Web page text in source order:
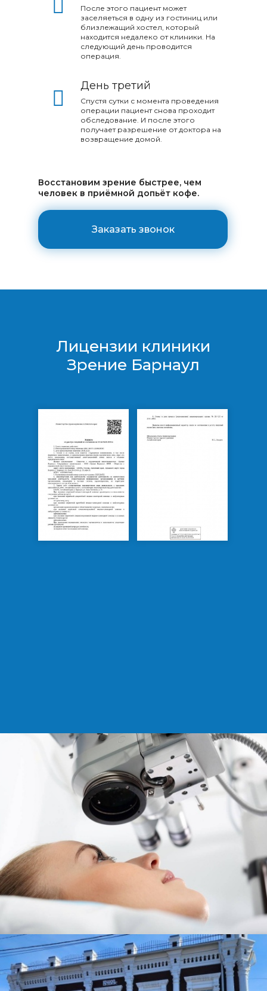
После этого пациент может
заселяеться в одну из гостиниц или
близлежащий хостел, который
находится недалеко от клиники. На
следующий день проводится
операция.​​
День третий
Спустя сутки с момента проведения
операции пациент снова проходит
обследование. И после этого
получает разрешение от доктора на
возвращение домой.​​​​​​​
Заказать звонок
Восстановим зрение быстрее, чем
человек в приёмной допьёт кофе.
Лицензии клиники
Зрение Барнаул